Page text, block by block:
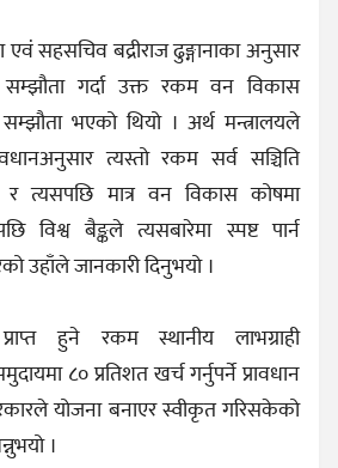
एवं सहसचिव बद्रीराज ढुङ्गानाका अनुसार
गर्दा उक्त रकम वन विकास
भएको थियो । अर्थ मन्त्रालयले
त्यस्तो रकम सर्व सञ्चिति
र त्यसपछि मात्र वन विकास कोषमा
विश्व बैङ्कले त्यसबारेमा स्पष्ट पार्न
उहाँले जानकारी दिनुभयो ।
हुने रकम स्थानीय लाभग्राही
८० प्रतिशत खर्च गर्नुपर्ने प्रावधान
योजना बनाएर स्वीकृत गरिसकेको
।